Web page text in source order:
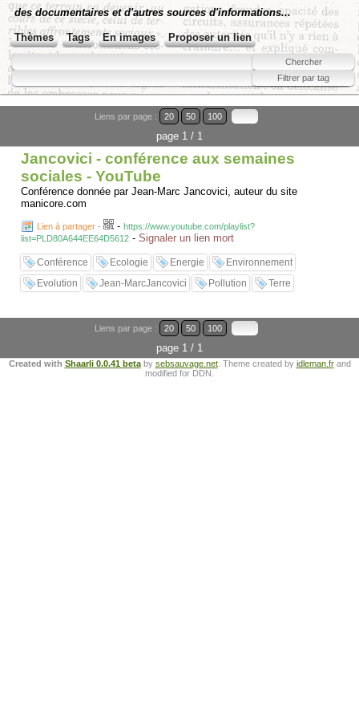
des documentaires et d'autres sources d'informations...
Thèmes Tags En images Proposer un lien
Liens par page : 20 50 100
page 1 / 1
Jancovici - conférence aux semaines
sociales - YouTube
Conférence donnée par Jean-Marc Jancovici, auteur du site
manicore.com
Lien à partager - - https://www.youtube.com/playlist?
list=PLD80A644EE64D5612 - Signaler un lien mort
Conférence Ecologie Energie
Environnement
Evolution
Jean-MarcJancovici Pollution Terre
Liens par page : 20 50 100
page 1 / 1
Created with Shaarli 0.0.41 betaby sebsauvage.net. Theme created by idleman.frand
modified for DDN.